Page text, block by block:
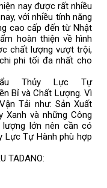
nay được rất nhiều
với nhiều tính năng
cao cấp đến từ Nhật
hoàn thiện về hình
chất lượng vượt trội,
phi tối đa nhất cho
Thủy Lực Tự
Bỉ và Chất Lượng. Vì
Tải như: Sản Xuất
Xanh và những Công
lớn nên cần có
Lực Tự Hành phù hợp
TADANO: